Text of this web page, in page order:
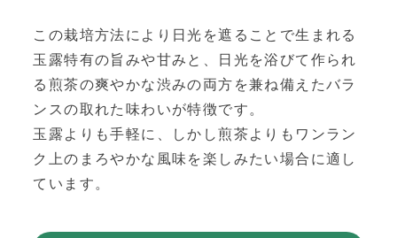
この栽培方法により日光を遮ることで生まれる
玉露特有の旨みや甘みと、日光を浴びて作られ
る煎茶の爽やかな渋みの両方を兼ね備えたバラ
ンスの取れた味わいが特徴です。
玉露よりも手軽に、しかし煎茶よりもワンラン
ク上のまろやかな風味を楽しみたい場合に適し
ています。